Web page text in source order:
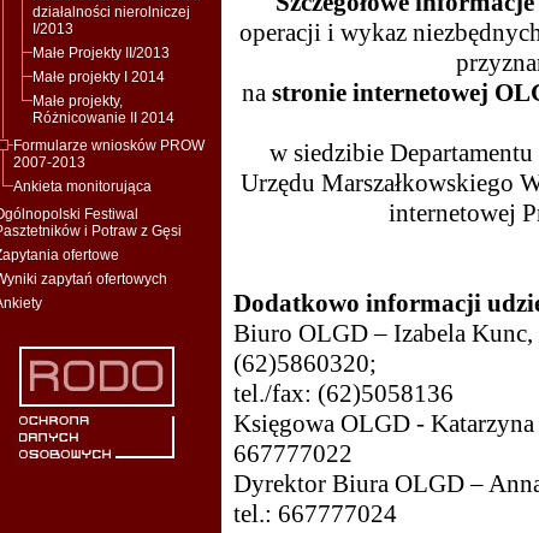
działalności nierolniczej
I/2013
Małe Projekty II/2013
Małe projekty I 2014
Małe projekty,
Różnicowanie II 2014
Formularze wniosków PROW
2007-2013
Ankieta monitorująca
Festiwal
i Potraw z Gęsi
ofertowe
zapytań ofertowych
operacji i wykaz
nastronie internetowej
w siedzibie
Urzędu Marszałkowskiego
internetowej
Dodatkowo informacji
Biuro OLGD – Izabela
(62)5860320;
tel./fax: (62)5058136
Księgowa OLGD -
667777022
Dyrektor Biura OLGD –
tel.: 667777024